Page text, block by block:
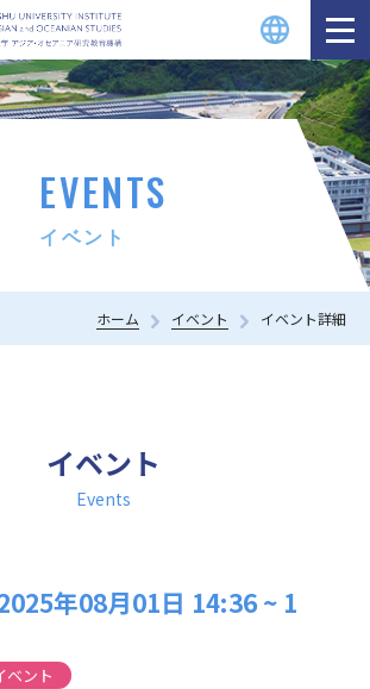
EVENTS
イベント
ホーム イベント イベント詳細
イベント
Events
年08月01日 14:36 ~ 1
ベント